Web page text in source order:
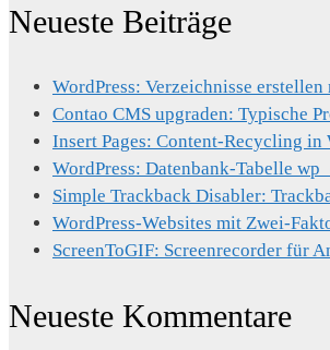
Neueste Beiträge
WordPress: Verzeichnisse
Contao CMS upgraden: Typische
Insert Pages: Content-Recycling in
WordPress: Datenbank-Tabelle
Simple Trackback Disabler:
WordPress-Websites mit Zwei-
ScreenToGIF: Screenrecorder für
Neueste Kommentare